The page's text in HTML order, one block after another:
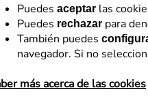
Puedes aceptar las
Puedes rechazar para
También puedes
navegador. Si no
más acerca de las cookies
tu marca